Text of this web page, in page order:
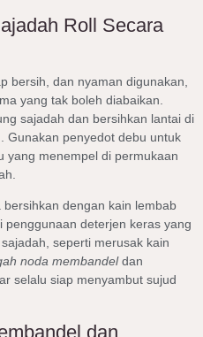
Roll Secara
bersih, dan nyaman digunakan,
yang tak boleh diabaikan.
sajadah dan bersihkan lantai di
Gunakan penyedot debu untuk
yang menempel di permukaan
dengan kain lembab
deterjen keras yang
seperti merusak kain
noda membandeldan
selalu siap menyambut sujud
dan